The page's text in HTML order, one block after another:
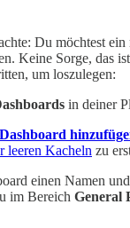
Du möchtest ein
Keine Sorge, das
um loszulegen:
in deiner
leeren Kacheln zu
einen Namen
im Bereich General